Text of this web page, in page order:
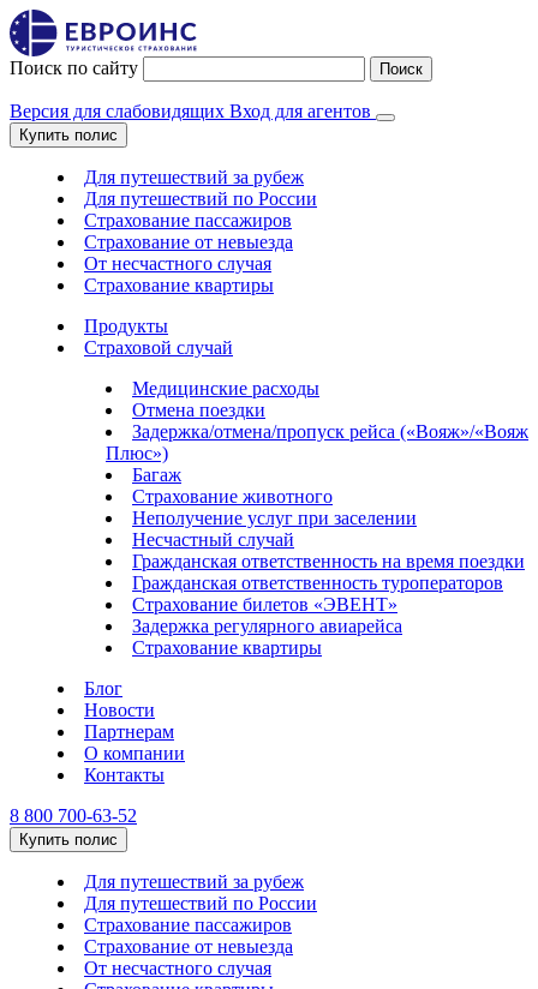
Поиск по сайту Поиск
Версия для слабовидящих Вход для агентов
Купить полис
Для путешествий за рубеж
Для путешествий по России
Страхование пассажиров
Страхование от невыезда
От несчастного случая
Страхование квартиры
Продукты
Страховой случай
Медицинские расходы
Отмена поездки
Задержка/отмена/пропуск рейса («Вояж»/«Вояж
Плюс»)
Багаж
Страхование животного
Неполучение услуг при заселении
Несчастный случай
Гражданская ответственность на время поездки
Гражданская ответственность туроператоров
Страхование билетов «ЭВЕНТ»
Задержка регулярного авиарейса
Страхование квартиры
Блог
Новости
Партнерам
О компании
Контакты
8 800 700-63-52
Купить полис
Для путешествий за рубеж
Для путешествий по России
Страхование пассажиров
Страхование от невыезда
От несчастного случая